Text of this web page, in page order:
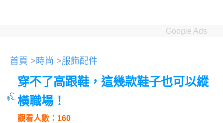
Google Ads
首頁 >時尚 >服飾配件
穿不了高跟鞋，這幾款鞋子也可以縱
橫職場！
觀看人數：160